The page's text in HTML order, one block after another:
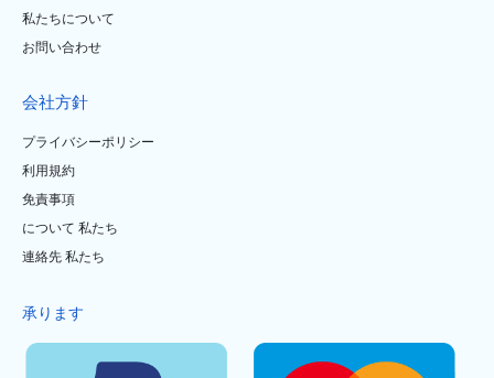
私たちについて
お問い合わせ
会社方針
プライバシーポリシー
利用規約
免責事項
について 私たち
連絡先 私たち
承ります